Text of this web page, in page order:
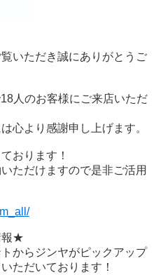
いただき誠にありがとうご
人のお客様にご来店いただ
心より感謝申し上げます。
おります！
ただけますので是非ご活用
報★
からジンヤがピックアップ
ただいております！